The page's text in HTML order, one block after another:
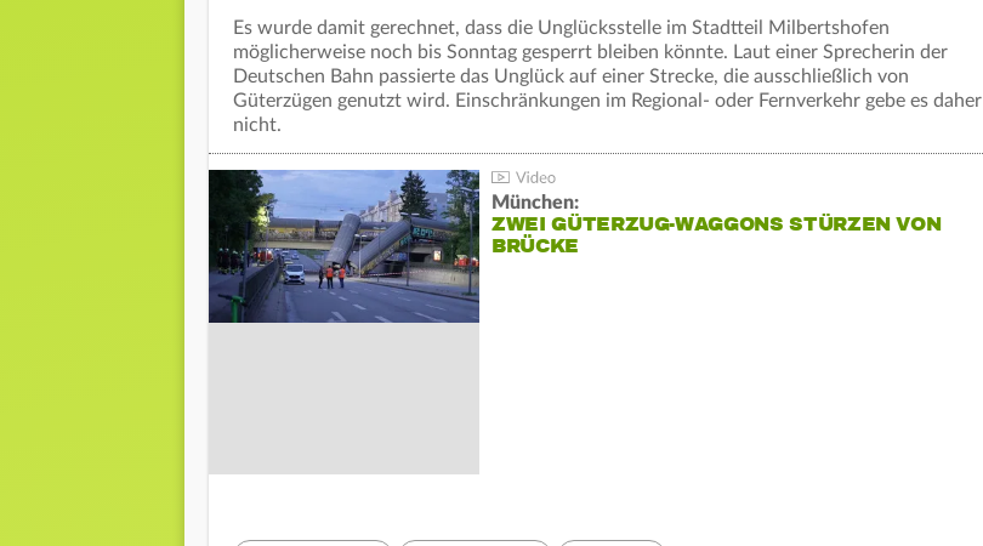
Es wurde damit gerechnet, dass die Unglücksstelle im Stadtteil Milbertshofen
möglicherweise noch bis Sonntag gesperrt bleiben könnte. Laut einer Sprecherin der
Deutschen Bahn passierte das Unglück auf einer Strecke, die ausschließlich von
Güterzügen genutzt wird. Einschränkungen im Regional- oder Fernverkehr gebe es daher
nicht.
München:
ZWEI GÜTERZUG-WAGGONS STÜRZEN VON
BRÜCKE